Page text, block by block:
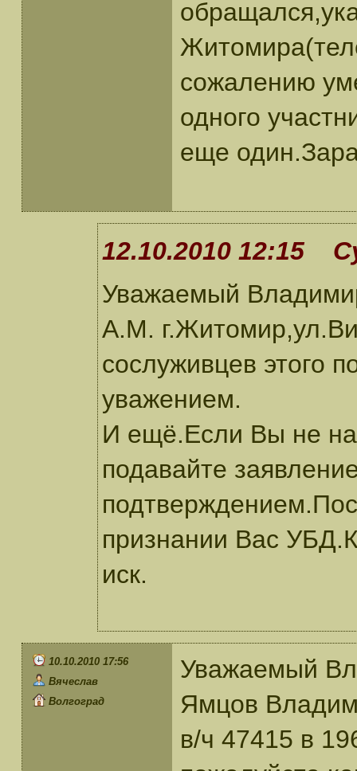
сожалению
одного
еще
12.10.2010 12:15
Уважаемый
А.М.
сослуживцев этого
уважением.
И ещё.Если Вы не
подавайте
признании Вас
иск.
10.10.2010 17:56
Вячеслав
Волгоград
Уважаемый
Ямцов
в/ч 47415 в